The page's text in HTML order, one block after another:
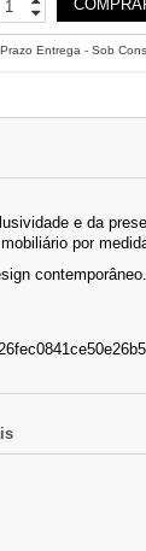
Prazo Entrega - Sob
e da
por